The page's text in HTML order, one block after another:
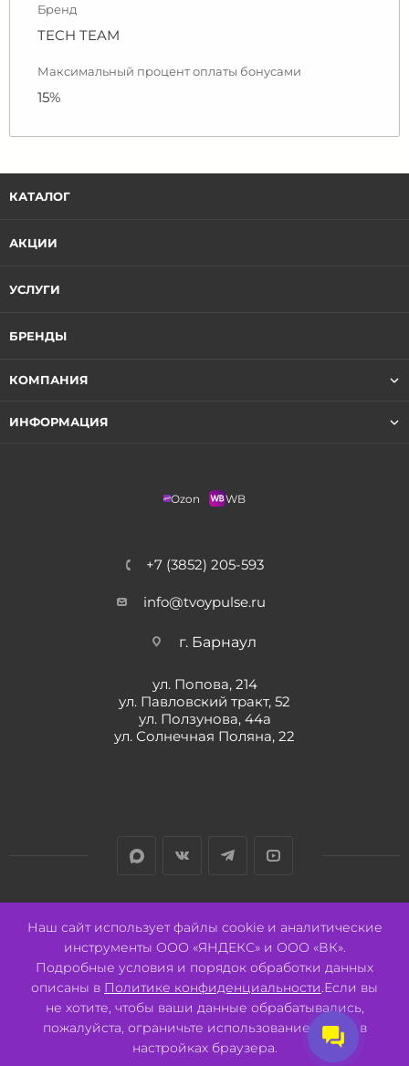
Бренд
TECH TEAM
Максимальный процент оплаты бонусами
15%
КАТАЛОГ
АКЦИИ
УСЛУГИ
БРЕНДЫ
КОМПАНИЯ
ИНФОРМАЦИЯ
Ozon WB
+7 (3852) 205-593
info@tvoypulse.ru
г. Барнаул
ул. Попова, 214
ул. Павловский тракт, 52
ул. Ползунова, 44а
ул. Солнечная Поляна, 22
2026 © ООО "СВК"/ 656064 г. Барнаул, ул. Павловский тракт, 52.
ИНН 2221130516 ОГРН 1082221000531.
Pulse - сеть магазинов для активных
Разработано:Авалон
Наш сайт использует файлы cookie и аналитические
инструменты ООО «ЯНДЕКС» и ООО «ВК».
Подробные условия и порядок обработки данных
описаны в Политике конфиденциальности.Если вы
не хотите, чтобы ваши данные обрабатывались,
пожалуйста, ограничьте использование cookie в
настройках браузера.